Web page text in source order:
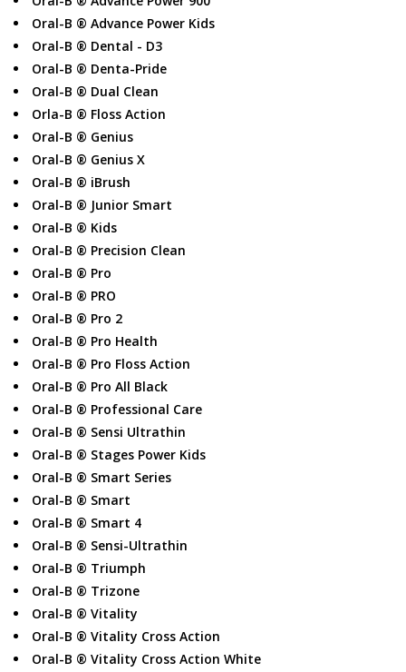
Oral-B ® Advance Power Kids
Oral-B ® Dental - D3
Oral-B ® Denta-Pride
Oral-B ® Dual Clean
Orla-B ® Floss Action
Oral-B ® Genius
Oral-B ® Genius X
Oral-B ® iBrush
Oral-B ® Junior Smart
Oral-B ® Kids
Oral-B ® Precision Clean
Oral-B ® Pro
Oral-B ® PRO
Oral-B ® Pro 2
Oral-B ® Pro Health
Oral-B ® Pro Floss Action
Oral-B ® Pro All Black
Oral-B ® Professional Care
Oral-B ® Sensi Ultrathin
Oral-B ® Stages Power Kids
Oral-B ® Smart Series
Oral-B ® Smart
Oral-B ® Smart 4
Oral-B ® Sensi-Ultrathin
Oral-B ® Triumph
Oral-B ® Trizone
Oral-B ® Vitality
Oral-B ® Vitality Cross Action
Oral-B ® Vitality Cross Action White